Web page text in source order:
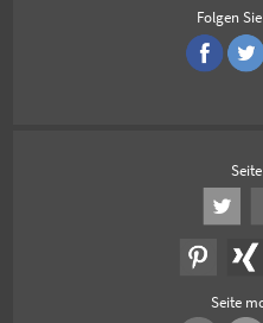
Folgen
Seite